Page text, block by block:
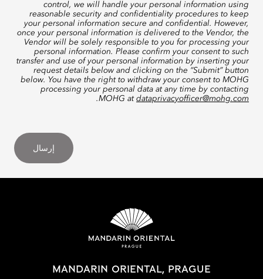
control, we will handle your personal information using
reasonable security and confidentiality procedures to keep
your personal information secure and confidential. However,
once your personal information is delivered to the Vendor, the
Vendor will be solely responsible to you for processing your
personal information. Please confirm your consent to such
transfer and use of your personal information by inserting your
request details below and clicking on the “Submit” button
below. You have the right to withdraw your consent to MOHG
processing your personal data at any time by contacting
MOHG at dataprivacyofficer@mohg.com
.
إرسال
MANDARIN ORIENTAL, PRAGUE